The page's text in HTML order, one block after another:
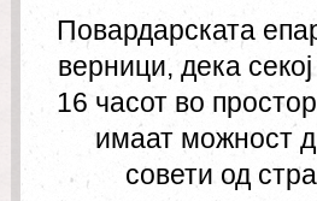
Повардарската
верници, дека
16 часот во
имаат можност
совети од